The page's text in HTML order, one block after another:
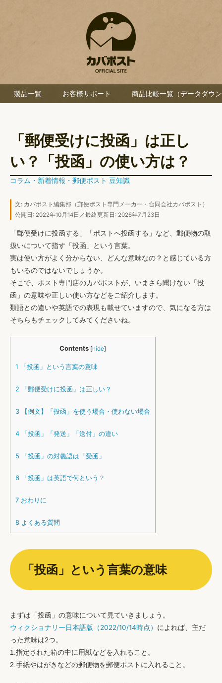
製品一覧 お客様サポート 商品比較一覧（データダウ
「郵便受けに投函」は正し
い？「投函」の使い方は？
コラム ・ 新着情報 ・ 郵便ポスト 豆知識
文: カバポスト編集部（郵便ポスト専門メーカー・合同会社カバポスト）
公開日: 2022年10月14日／最終更新日: 2026年7月23日
「郵便受けに投函する」「ポストへ投函する」など、郵便物の取
扱いについて指す「投函」という言葉。
実は使い方がよく分からない、どんな意味なの？と感じている方
もいるのではないでしょうか。
そこで、ポスト専門店のカバポストが、いまさら聞けない「投
函」の意味や正しい使い方などをご紹介します。
類語との違いや英語での表現も載せていますので、気になる方は
そちらもチェックしてみてくださいね。
Contents [hide]
1 「投函」という言葉の意味
2 「郵便受けに投函」は正しい？
3 【例文】「投函」を使う場合・使わない場合
4 「投函」「発送」「送付」の違い
5 「投函」の対義語は「受函」
6 「投函」は英語で何という？
7 おわりに
8 よくある質問
「投函」という言葉の意味
まずは「投函」の意味について見ていきましょう。
ウィクショナリー日本語版（2022/10/14時点） によれば、主だ
った意味は2つ。
1.指定された箱の中に用紙などを入れること。
2.手紙やはがきなどの郵便物を郵便ポストに入れること。